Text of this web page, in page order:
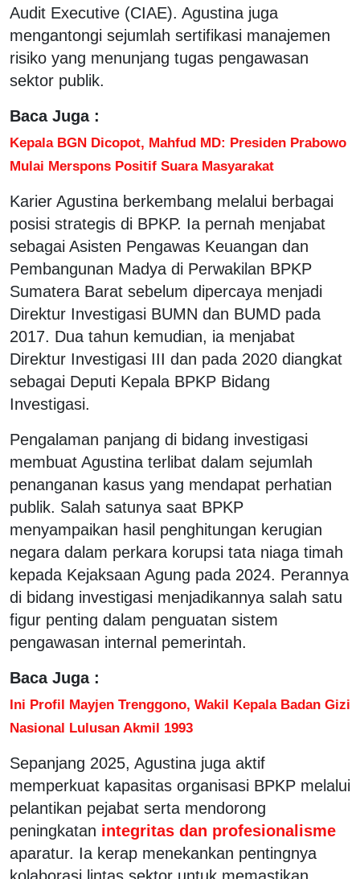
Audit Executive (CIAE). Agustina juga
mengantongi sejumlah sertifikasi manajemen
risiko yang menunjang tugas pengawasan
sektor publik.
Baca Juga :
Kepala BGN Dicopot, Mahfud MD: Presiden Prabowo
Mulai Merspons Positif Suara Masyarakat
Karier Agustina berkembang melalui berbagai
posisi strategis di BPKP. Ia pernah menjabat
sebagai Asisten Pengawas Keuangan dan
Pembangunan Madya di Perwakilan BPKP
Sumatera Barat sebelum dipercaya menjadi
Direktur Investigasi BUMN dan BUMD pada
2017. Dua tahun kemudian, ia menjabat
Direktur Investigasi III dan pada 2020 diangkat
sebagai Deputi Kepala BPKP Bidang
Investigasi.
Pengalaman panjang di bidang investigasi
membuat Agustina terlibat dalam sejumlah
penanganan kasus yang mendapat perhatian
publik. Salah satunya saat BPKP
menyampaikan hasil penghitungan kerugian
negara dalam perkara korupsi tata niaga timah
kepada Kejaksaan Agung pada 2024. Perannya
di bidang investigasi menjadikannya salah satu
figur penting dalam penguatan sistem
pengawasan internal pemerintah.
Baca Juga :
Ini Profil Mayjen Trenggono, Wakil Kepala Badan Gizi
Nasional Lulusan Akmil 1993
Sepanjang 2025, Agustina juga aktif
memperkuat kapasitas organisasi BPKP melalui
pelantikan pejabat serta mendorong
peningkatan integritas dan profesionalisme
aparatur. Ia kerap menekankan pentingnya